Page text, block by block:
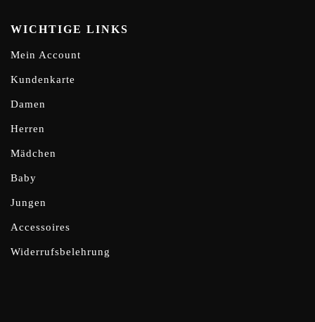
WICHTIGE LINKS
Mein Account
Kundenkarte
Damen
Herren
Mädchen
Baby
Jungen
Accessoires
Widerrufsbelehrung